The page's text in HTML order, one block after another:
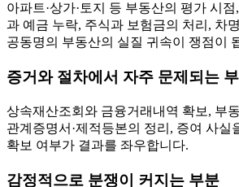
아파트·상가·토지 등 부동산의 평가 시
과 예금 누락, 주식과 보험금의 처리, 차
공동명의 부동산의 실질 귀속이 쟁점이
증거와 절차에서 자주 문제되는
상속재산조회와 금융거래내역 확보, 부
관계증명서·제적등본의 정리, 증여 사실
확보 여부가 결과를 좌우합니다.
감정적으로 분쟁이 커지는 부분